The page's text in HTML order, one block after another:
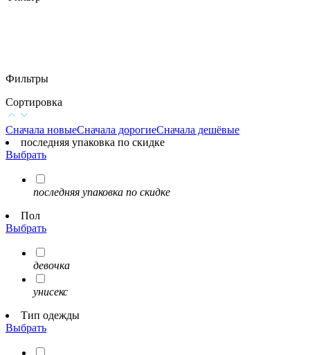
Фильтры
Сортировка
Сначала новыеСначала дорогиеСначала дешёвые
последняя упаковка по скидке
Выбрать
последняя упаковка по скидке
Пол
Выбрать
девочка
унисекс
Тип одежды
Выбрать